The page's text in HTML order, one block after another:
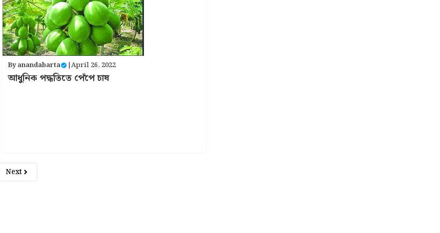
Byanandabarta |April 26, 2022
আধুনিক পদ্ধতিতে পেঁপে চাষ
Next